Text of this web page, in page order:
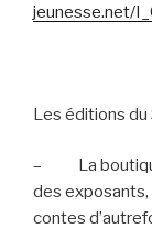
jeunesse.net/
Les éditions du
–
La
des exposants,
contes